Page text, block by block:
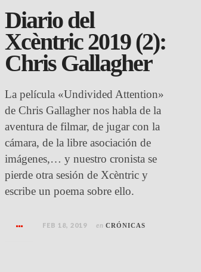
Diario del
Xcèntric 2019 (2):
Chris Gallagher
La película «Undivided Attention»
de Chris Gallagher nos habla de la
aventura de filmar, de jugar con la
cámara, de la libre asociación de
imágenes,… y nuestro cronista se
pierde otra sesión de Xcèntric y
escribe un poema sobre ello.
FEB 18, 2019 en CRÓNICAS